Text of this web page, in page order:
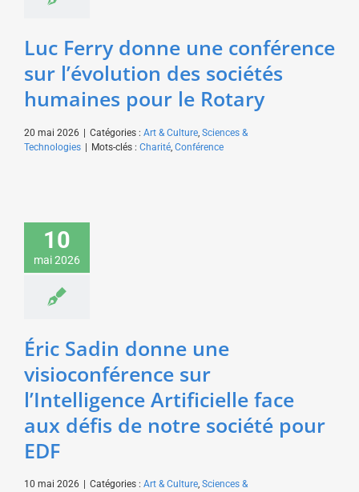
Luc Ferry donne une conférence
sur l’évolution des sociétés
humaines pour le Rotary
20 mai 2026 Catégories : Art & Culture, Sciences &
Technologies
Mots-clés : Charité, Conférence
10
mai 2026
Éric Sadin donne une
visioconférence sur
l’Intelligence Artificielle face
aux défis de notre société pour
EDF
10 mai 2026 Catégories : Art & Culture, Sciences &